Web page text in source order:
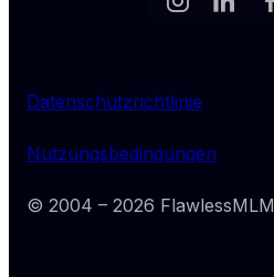
© 2004 – 2026 FlawlessMLM
Nutzungsbedingungen
Datenschutzrichtlinie